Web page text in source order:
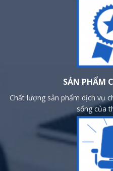
SẢN PHẨM
Chất lượng sản phẩm dịch vụ
sống của